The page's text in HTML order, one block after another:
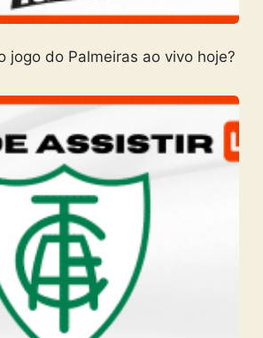
jogo do Palmeiras ao vivo hoje?